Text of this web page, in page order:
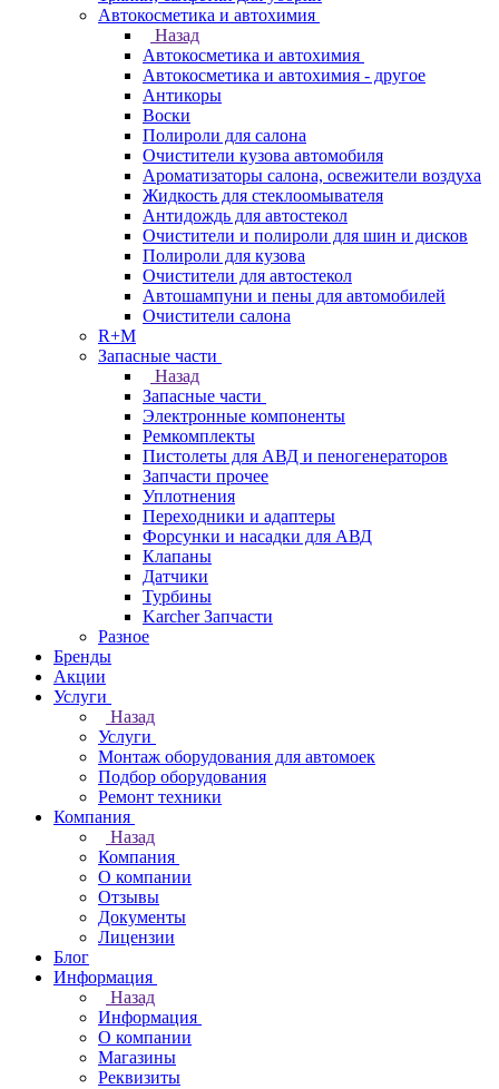
Автокосметика и автохимия
Назад
Автокосметика и автохимия
Автокосметика и автохимия - другое
Антикоры
Воски
Полироли для салона
Очистители кузова автомобиля
Ароматизаторы салона, освежители воздуха
Жидкость для стеклоомывателя
Антидождь для автостекол
Очистители и полироли для шин и дисков
Полироли для кузова
Очистители для автостекол
Автошампуни и пены для автомобилей
Очистители салона
R+M
Запасные части
Назад
Запасные части
Электронные компоненты
Ремкомплекты
Пистолеты для АВД и пеногенераторов
Запчасти прочее
Уплотнения
Переходники и адаптеры
Форсунки и насадки для АВД
Клапаны
Датчики
Турбины
Karcher Запчасти
Разное
Бренды
Акции
Услуги
Назад
Услуги
Монтаж оборудования для автомоек
Подбор оборудования
Ремонт техники
Компания
Назад
Компания
О компании
Отзывы
Документы
Лицензии
Блог
Информация
Назад
Информация
О компании
Магазины
Реквизиты